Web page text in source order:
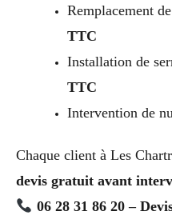
Remplacement
TTC
Installation de
TTC
Intervention de
Chaque client à Les
devis gratuit avant
06 28 31 86 20 –